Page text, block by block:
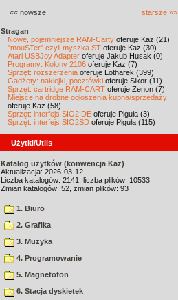
«« nowsze starsze »»
Stragan
Nowe, pojemniejsze RAM-Carty oferuje Kaz (21)
"mouSTer" czyli myszka ST oferuje Kaz (30)
Atari USBJoy Adapter oferuje Jakub Husak (0)
Programy: Kolony 2106 oferuje Kaz (7)
Sprzęt: rozszerzenia oferuje Lotharek (399)
Gadżety: naklejki, pocztówki oferuje Sikor (11)
Sprzęt: cartridge RAM-CART oferuje Zenon (7)
Miejsce na drobne ogłoszenia kupna/sprzedaży
oferuje Kaz (58)
Sprzęt: interfejs SIO2IDE oferuje Piguła (3)
Sprzęt: interfejs SIO2SD oferuje Piguła (115)
Użytki/Utils
Katalog użytków (konwencja Kaz)
Aktualizacja: 2026-03-12
Liczba katalogów: 2141, liczba plików: 10533
Zmian katalogów: 52, zmian plików: 93
1. Biuro
2. Grafika
3. Muzyka
4. Programowanie
5. Magnetofon
6. Stacja dyskietek